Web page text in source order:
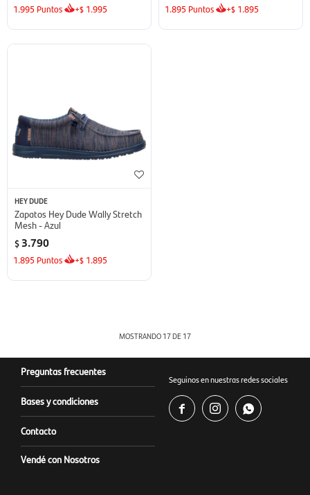
1.995 Puntos +$ 1.995 1.895 Puntos +$ 1.895
HEY DUDE
Zapatos Hey Dude Wally Stretch
Mesh - Azul
$ 3.790
1.895 Puntos +$ 1.895
MOSTRANDO 17DE 17
Preguntas frecuentes
Bases y condiciones
Contacto
Vendé con Nosotros
Seguinos en nuestras redes sociales
  